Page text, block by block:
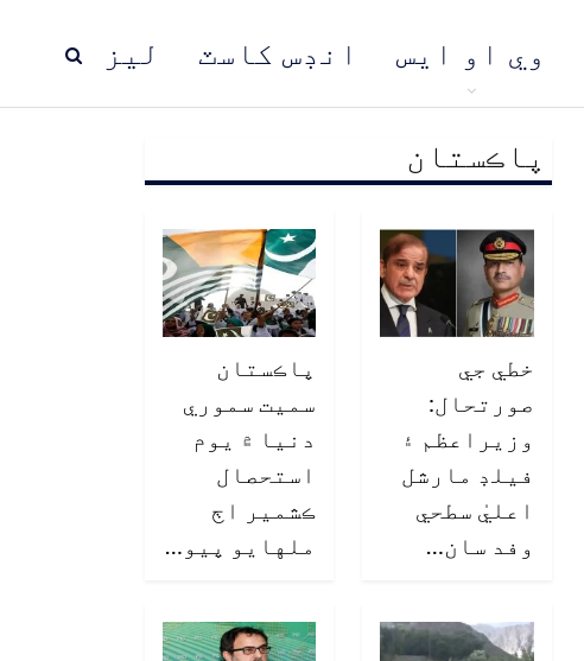
ليز انڊس کاسٽ وي او ايس
پاڪستان مُنڍ
پاڪستان
خطي جي
صورتحال:
وزيراعظم ۽
فيلڊ مارشل
اعليٰ سطحي
وفد سان…
پاڪستان
سميت سموري
دنيا ۾ يوم
استحصال
ڪشمير اڄ
ملهايو پيو…